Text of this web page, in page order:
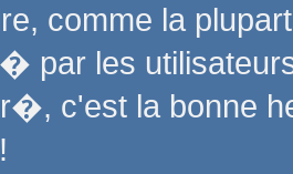
comme la
par les
c'est la bonne